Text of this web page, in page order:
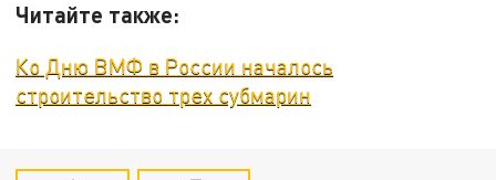
Читайте также:
Ко Дню ВМФ в России началось
строительство трех субмарин